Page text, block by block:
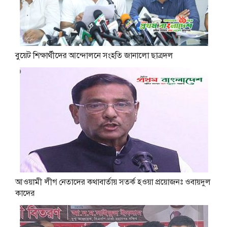
বুয়েট শিক্ষার্থীদের আন্দোলনে সংহতি জানালো ছাত্রদল
আওয়ামী লীগ নেতাদের কথাবার্তায় সতর্ক হওয়া প্রয়োজনঃ ওবায়দুল
কাদের